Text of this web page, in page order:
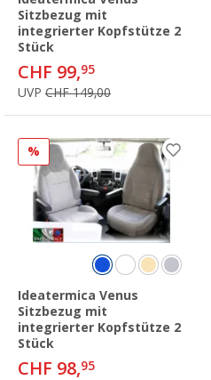
Sitzbezug mit
integrierter Kopfstütze 2
Stück
CHF 99,95
UVP CHF 149,00
%
Ideatermica Venus
Sitzbezug mit
integrierter Kopfstütze 2
Stück
CHF 98,95